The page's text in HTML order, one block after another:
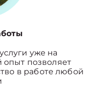
уже на
опыт позволяет
в работе любой